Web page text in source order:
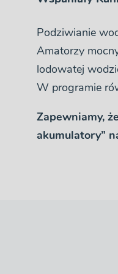
Podziwianie
Amatorzy
lodowatej
W programie
Zapewniamy,
akumulatory”